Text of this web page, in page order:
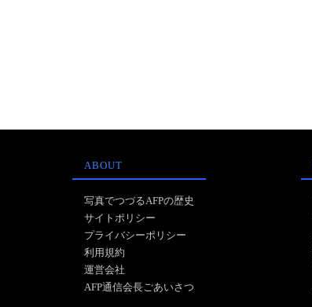
ABOUT
写真でつづるAFPの歴史
サイトポリシー
プライバシーポリシー
利用規約
運営会社
AFP通信会長ごあいさつ